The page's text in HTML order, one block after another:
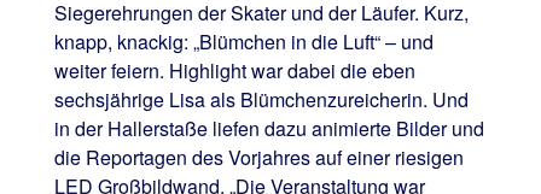
Siegerehrungen der Skater und der Läufer. Kurz,
knapp, knackig: „Blümchen in die Luft“ – und
weiter feiern. Highlight war dabei die eben
sechsjährige Lisa als Blümchenzureicherin. Und
in der Hallerstaße liefen dazu animierte Bilder und
die Reportagen des Vorjahres auf einer riesigen
LED Großbildwand. „Die Veranstaltung war